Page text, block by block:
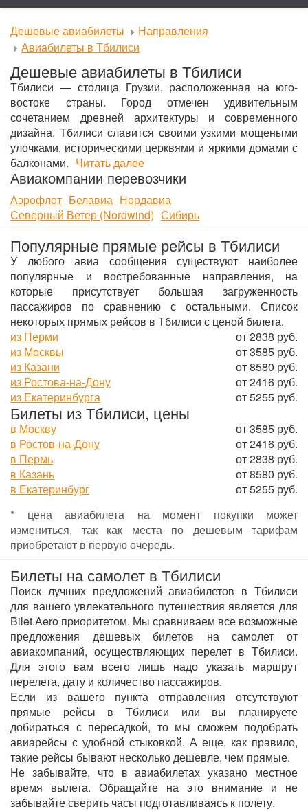
Дешевые авиабилеты
Направления
Авиабилеты в Тбилиси
Дешевые авиабилеты в Тбилиси
Тбилиси — столица Грузии, расположенная на юго-
востоке страны. Город отмечен удивительным
сочетанием древней архитектуры и современного
дизайна. Тбилиси славится своими узкими мощеными
улочками, историческими церквями и яркими домами с
балконами. Читать далее
Авиакомпании перевозчики
Аэрофлот Белавиа Нордавиа
Северный Ветер (Nordwind) Сибирь
Популярные прямые рейсы в Тбилиси
У любого авиа сообщения существуют наиболее
популярные и востребованные направления, на
которые присутствует большая загруженность
пассажиров по сравнению с остальными. Список
некоторых прямых рейсов в Тбилиси с ценой билета.
из Перми
от 2838 руб.
из Москвы
от 3585 руб.
из Казани
от 8580 руб.
из Ростова-на-Дону
от 2416 руб.
из Екатеринбурга
от 5255 руб.
Билеты из Тбилиси, цены
в Москву
от 3585 руб.
в Ростов-на-Дону
от 2416 руб.
в Пермь
от 2838 руб.
в Казань
от 8580 руб.
в Екатеринбург
от 5255 руб.
* цена авиабилета на момент покупки может
измениться, так как места по дешевым тарифам
приобретают в первую очередь.
Билеты на самолет в Тбилиси
Поиск лучших предложений авиабилетов в Тбилиси
для вашего увлекательного путешествия является для
Bilet.Aero приоритетом. Мы сравниваем все возможные
предложения дешевых билетов на самолет от
авиакомпаний, осуществляющих перелет в Тбилиси.
Для этого вам всего лишь надо указать маршрут
перелета, дату и количество пассажиров.
Если из вашего пункта отправления отсутствуют
прямые рейсы в Тбилиси или вы планируете
добираться с пересадкой, то мы сможем подобрать
авиарейсы с удобной стыковкой. А еще, как правило,
такие рейсы бывают несколько дешевле, чем прямые.
Не забывайте, что в авиабилетах указано местное
время вылета. Обращайте на это внимание и не
забывайте сверить часы подготавливаясь к полету.